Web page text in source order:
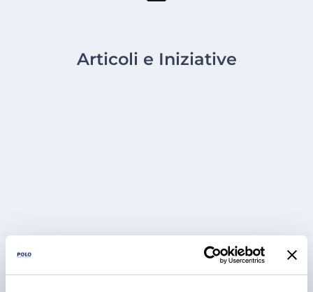
Articoli e Iniziative
BBQ Ribs: come preparare e